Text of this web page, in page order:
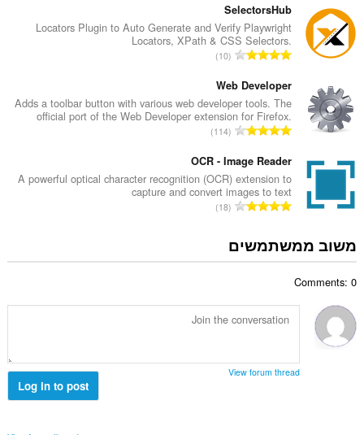
ו
ג
י
ם
:
פ
ר
ד
י
ו
ג
י
ם
:
SelectorsHub
Locators Plugin to Auto Generate and Verify Playwright
Locators, XPath & CSS Selectors.
מ
פ
ר
ד
י
ו
ג
י
ם
10
Web Developer
Adds a toolbar button with various web developer tools. The
official port of the Web Developer extension for Firefox.
מ
פ
ר
ד
י
ו
ג
:
114
OCR - Image Reader
A powerful optical character recognition (OCR) extension to
capture and convert images to text
מ
פ
ר
ר
ו
ם
18
משוב ממשתמשים
Comments: 0
View forum thread
Log in to post